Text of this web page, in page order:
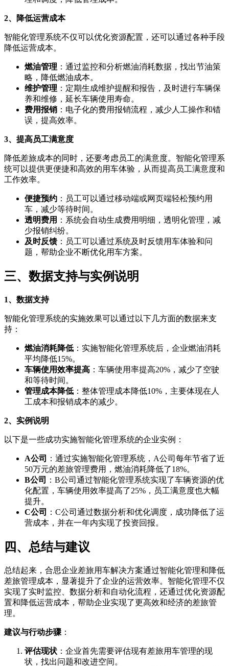
2、降低运营成本
智能化管理系统不仅可以优化资源配置，还可以通过各种手段
降低运营成本。
燃油管理 ：通过监控和分析燃油消耗数据，找出节油策
略，降低燃油成本。
维护管理 ：定期生成维护提醒和报告，及时进行车辆保
养和维修，延长车辆使用寿命。
费用报销 ：电子化的费用报销流程，减少人工操作和错
误，提高效率。
3、提高员工满意度
降低差旅成本的同时，还要考虑员工的满意度。智能化管理系
统可以提供更便捷和高效的用车体验，从而提高员工满意度和
工作效率。
便捷预约 ：员工可以通过移动端或网页端轻松预约用
车，减少等待时间。
透明费用 ：系统会自动生成费用明细，透明化管理，减
少报销纠纷。
及时反馈 ：员工可以通过系统及时反馈用车体验和问
题，帮助企业不断优化用车方案。
三、数据支持与实例说明
1、数据支持
智能化管理系统的实施效果可以通过以下几方面的数据来支
持：
燃油消耗降低 ：实施智能化管理系统后，企业燃油消耗
平均降低15%。
车辆使用效率提高 ：车辆使用率提高20%，减少了空驶
和等待时间。
管理成本降低 ：整体管理成本降低10%，主要体现在人
工成本和报销成本的减少。
2、实例说明
以下是一些成功实施智能化管理系统的企业实例：
A公司
：通过实施智能化管理系统，A公司每年节省了近
50万元的差旅管理费用，燃油消耗降低了18%。
B公司
：B公司通过智能化管理系统实现了车辆资源的优
化配置，车辆使用效率提高了25%，员工满意度也大幅
提升。
C公司
：C公司通过数据分析和优化调度，成功降低了运
营成本，并在一年内实现了投资回报。
四、总结与建议
总结起来，合思企业差旅用车解决方案通过智能化管理和降低
差旅管理成本，显著提升了企业的运营效率。智能化管理不仅
实现了实时监控、数据分析和自动化流程，还通过优化资源配
置和降低运营成本，帮助企业实现了更高效和经济的差旅管
理。
建议与行动步骤 ：
评估现状 ：企业首先需要评估现有差旅用车管理的现
状，找出问题和改进空间。